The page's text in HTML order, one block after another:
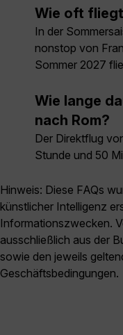
Wie oft
In der
nonstop von
Sommer 2027
Wie lange
nach Rom?
Der Direktflug
Stunde und 50
Hinweis: Diese FAQs
künstlicher Intelligenz
Informationszwecken.
ausschließlich aus der
sowie den jeweils
Geschäftsbedingungen.